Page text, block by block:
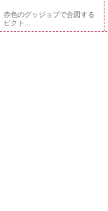
赤色のグッジョブで合図する
ピクト...